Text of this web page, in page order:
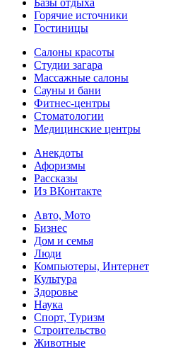
Базы отдыха
Горячие источники
Гостиницы
Салоны красоты
Студии загара
Массажные салоны
Сауны и бани
Фитнес-центры
Стоматологии
Медицинские центры
Анекдоты
Афоризмы
Рассказы
Из ВКонтакте
Авто, Мото
Бизнес
Дом и семья
Люди
Компьютеры, Интернет
Культура
Здоровье
Наука
Спорт, Туризм
Строительство
Животные